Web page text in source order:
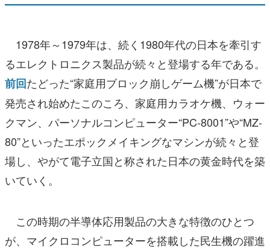
1978年～1979年は、続く1980年代の日本を牽引す
るエレクトロニクス製品が続々と登場する年である。
前回たどった“家庭用ブロック崩しゲーム機”が日本で
発売され始めたこのころ、家庭用カラオケ機、ウォー
クマン、パーソナルコンピューター“PC-8001”や“MZ-
80”といったエポックメイキングなマシンが続々と登
場し、やがて電子立国と称された日本の黄金時代を築
いていく。
この時期の半導体応用製品の大きな特徴のひとつ
が、マイクロコンピューターを搭載した民生機の躍進